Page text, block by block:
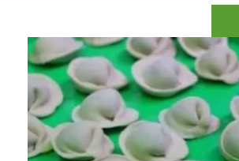
О регионе
Коллекция впечатлений
Другие рубрики